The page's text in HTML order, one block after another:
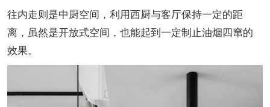
往内走则是中厨空间，利用西厨与客厅保持一定的距
离，虽然是开放式空间，也能起到一定制止油烟四窜的
效果。